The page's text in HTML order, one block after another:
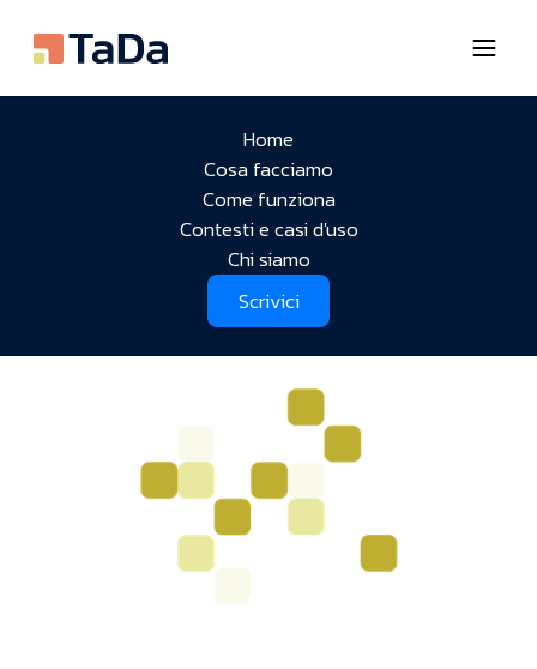
Home
Cosa facciamo
Come funziona
Contesti e casi d'uso
Chi siamo
Scrivici
Scrivici
Dati societari
Qui trovi quelle informazioni societarie obbligatorie